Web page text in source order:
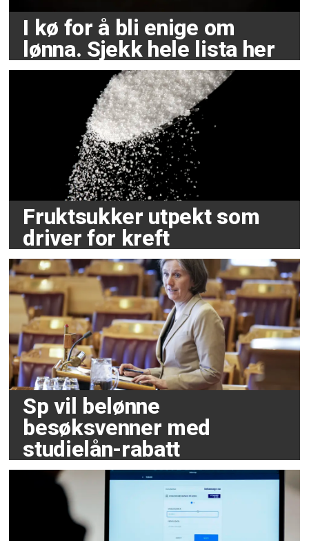
I kø for å bli enige om
lønna. Sjekk hele lista her
Fruktsukker utpekt som
driver for kreft
Sp vil belønne
besøksvenner med
studielån-rabatt